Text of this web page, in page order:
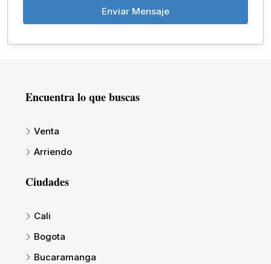
Enviar Mensaje
Encuentra lo que buscas
Venta
Arriendo
Ciudades
Cali
Bogota
Bucaramanga